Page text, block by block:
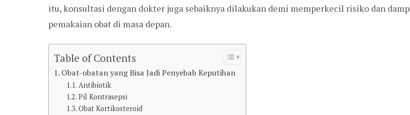
itu, konsultasi dengan dokter juga sebaiknya dilakukan demi memperkecil risiko dan
pemakaian obat di masa depan.
Table of Contents
Obat-obatan yang Bisa Jadi Penyebab Keputihan
Antibiotik
Pil Kontrasepsi
Obat Kortikosteroid